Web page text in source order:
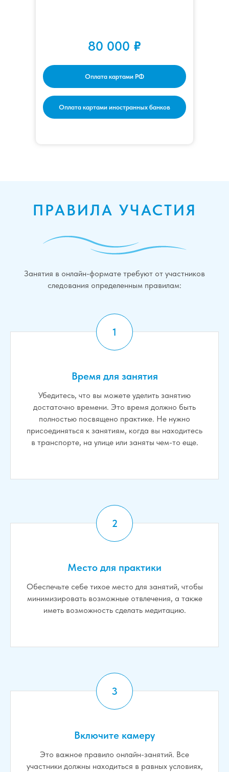
Оплата картами РФ
Оплата картами иностранных банков
80 000 ₽
ПРАВИЛА УЧАСТИЯ
Занятия в онлайн-формате требуют от участников
следования определенным правилам:
Время для занятия
Убедитесь, что вы можете уделить занятию
достаточно времени. Это время должно быть
полностью посвящено практике. Не нужно
присоединяться к занятиям, когда вы находитесь
в транспорте, на улице или заняты чем-то еще.
Место для практики
Обеспечьте себе тихое место для занятий, чтобы
минимизировать возможные отвлечения, а также
иметь возможность сделать медитацию.
Включите камеру
Это важное правило онлайн-занятий. Все
участники должны находиться в равных условиях,